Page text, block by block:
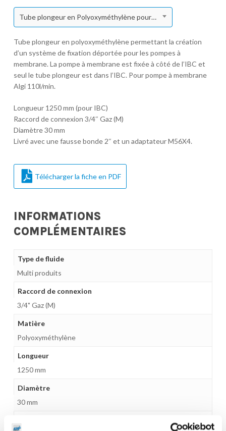
Tube plongeur en Polyoxyméthylène pour IBC avec raccord 3/4" Gaz (M)
Tube plongeur en polyoxyméthylène permettant la création
d’un système de fixation déportée pour les pompes à
membrane. La pompe à membrane est fixée à côté de l’IBC et
seul le tube plongeur est dans l’IBC. Pour pompe à membrane
Algi 110l/min.
Longueur 1250 mm (pour IBC)
Raccord de connexion 3/4″ Gaz (M)
Diamètre 30 mm
Livré avec une fausse bonde 2″ et un adaptateur M56X4.
Télécharger la fiche en PDF
INFORMATIONS
COMPLÉMENTAIRES
Type de fluide
Multi produits
Raccord de connexion
3/4" Gaz (M)
Matière
Polyoxyméthylène
Longueur
1250 mm
Diamètre
30 mm